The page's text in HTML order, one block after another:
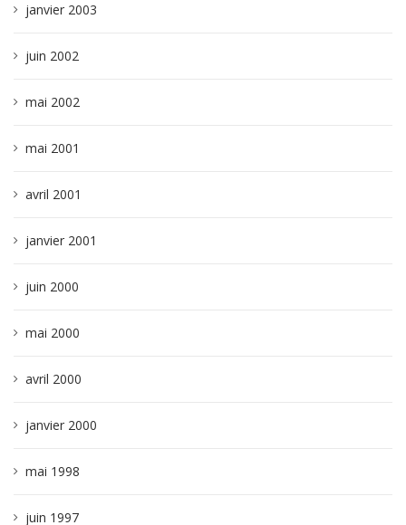
janvier 2003
juin 2002
mai 2002
mai 2001
avril 2001
janvier 2001
juin 2000
mai 2000
avril 2000
janvier 2000
mai 1998
juin 1997